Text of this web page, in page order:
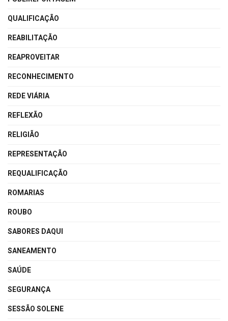
QUALIFICAÇÃO
REABILITAÇÃO
REAPROVEITAR
RECONHECIMENTO
REDE VIÁRIA
REFLEXÃO
RELIGIÃO
REPRESENTAÇÃO
REQUALIFICAÇÃO
ROMARIAS
ROUBO
SABORES DAQUI
SANEAMENTO
SAÚDE
SEGURANÇA
SESSÃO SOLENE